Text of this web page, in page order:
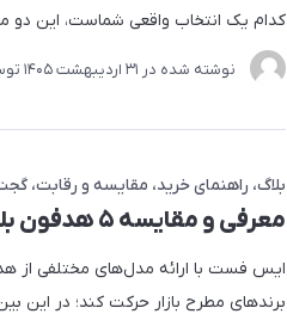
کدام یک انتخاب واقعی شماست، این دو
نوشته شده در 31 ارديبهشت 1405
بلاگ راهنمای خرید مقایسه و رقابت
معرفی و مقایسه ۵ هدفون بلوتوثی جدید ایس فست
ایس فست با ارائه مدل‌های مختلفی از